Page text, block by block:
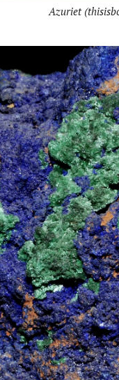
Azuriet